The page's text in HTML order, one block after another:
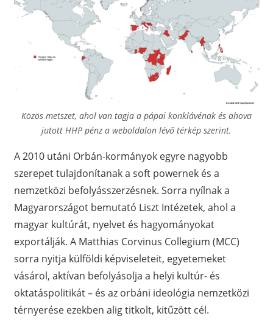
Közös metszet, ahol van tagja a pápai konklávénak és ahova
jutott HHP pénz a weboldalon lévő térkép szerint.
A 2010 utáni Orbán-kormányok egyre nagyobb
szerepet tulajdonítanak a soft powernek és a
nemzetközi befolyásszerzésnek. Sorra nyílnak a
Magyarországot bemutató Liszt Intézetek, ahol a
magyar kultúrát, nyelvet és hagyományokat
exportálják. A Matthias Corvinus Collegium (MCC)
sorra nyitja külföldi képviseleteit, egyetemeket
vásárol, aktívan befolyásolja a helyi kultúr- és
oktatáspolitikát – és az orbáni ideológia nemzetközi
térnyerése ezekben alig titkolt, kitűzött cél.